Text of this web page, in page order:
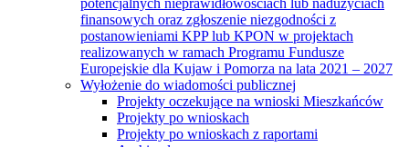
finansowych oraz zgłoszenie niezgodności z
postanowieniami KPP lub KPON w projektach
realizowanych w ramach Programu Fundusze
Europejskie dla Kujaw i Pomorza na lata 2021 – 2027
Wyłożenie do wiadomości publicznej
Projekty oczekujące na wnioski Mieszkańców
Projekty po wnioskach
Projekty po wnioskach z raportami